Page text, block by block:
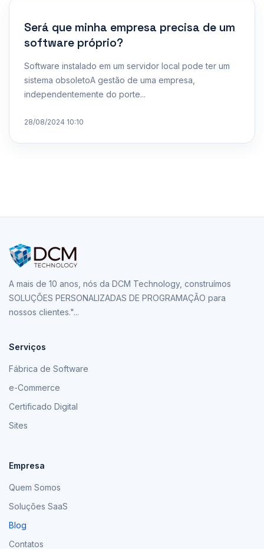
Será que minha empresa precisa de um
software próprio?
Software instalado em um servidor local pode ter um
sistema obsoletoA gestão de uma empresa,
independentemente do porte...
28/08/2024 10:10
A mais de 10 anos, nós da DCM Technology, construímos
SOLUÇÕES PERSONALIZADAS DE PROGRAMAÇÃO para
nossos clientes."...
Serviços
Fábrica de Software
e-Commerce
Certificado Digital
Sites
Empresa
Quem Somos
Soluções SaaS
Blog
Contatos